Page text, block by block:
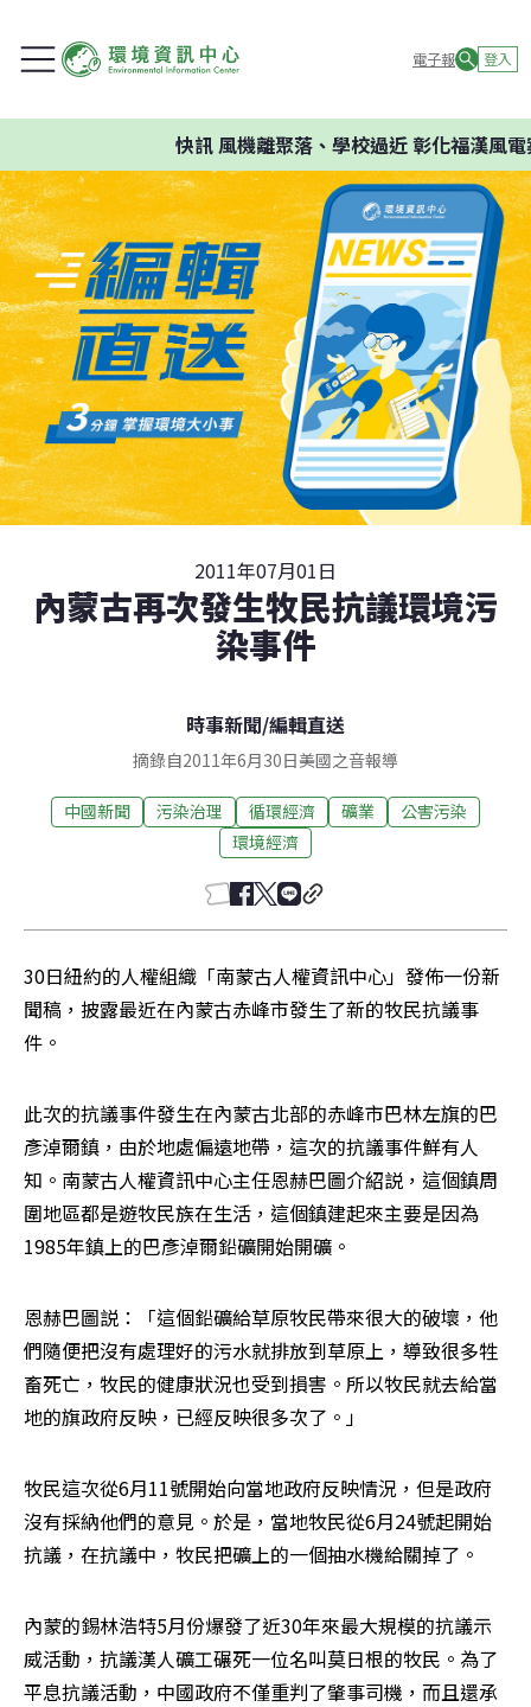
電子報 登入
快訊風機離聚落、學校過近 彰化福漢風電
2011年07月01日
內蒙古再次發生牧民抗議環境污
染事件
時事新聞/編輯直送
摘錄自2011年6月30日美國之音報導
中國新聞 污染治理 循環經濟 礦業
公害污染
環境經濟
30日紐約的人權組織「南蒙古人權資訊中心」發佈一份新
聞稿，披露最近在內蒙古赤峰市發生了新的牧民抗議事
件。
此次的抗議事件發生在內蒙古北部的赤峰市巴林左旗的巴
彥淖爾鎮，由於地處偏遠地帶，這次的抗議事件鮮有人
知。南蒙古人權資訊中心主任恩赫巴圖介紹説，這個鎮周
圍地區都是遊牧民族在生活，這個鎮建起來主要是因為
1985年鎮上的巴彥淖爾鉛礦開始開礦。
恩赫巴圖説：「這個鉛礦給草原牧民帶來很大的破壞，他
們隨便把沒有處理好的污水就排放到草原上，導致很多牲
畜死亡，牧民的健康狀況也受到損害。所以牧民就去給當
地的旗政府反映，已經反映很多次了。」
牧民這次從6月11號開始向當地政府反映情況，但是政府
沒有採納他們的意見。於是，當地牧民從6月24號起開始
抗議，在抗議中，牧民把礦上的一個抽水機給關掉了。
內蒙的錫林浩特5月份爆發了近30年來最大規模的抗議示
威活動，抗議漢人礦工碾死一位名叫莫日根的牧民。為了
平息抗議活動，中國政府不僅重判了肇事司機，而且還承